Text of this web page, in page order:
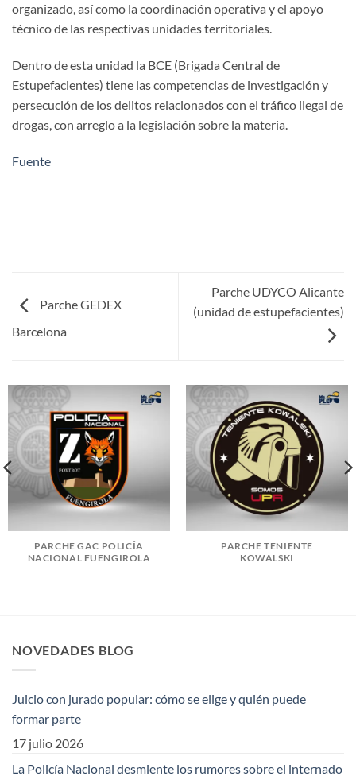
organizado, así como la coordinación operativa y el apoyo
técnico de las respectivas unidades territoriales.
Dentro de esta unidad la BCE (Brigada Central de
Estupefacientes) tiene las competencias de investigación y
persecución de los delitos relacionados con el tráfico ilegal de
drogas, con arreglo a la legislación sobre la materia.
Fuente
Parche GEDEX
Barcelona
Parche UDYCO Alicante
(unidad de estupefacientes)
PARCHE GAC POLICÍA
NACIONAL FUENGIROLA
PARCHE TENIENTE
KOWALSKI
NOVEDADES BLOG
Juicio con jurado popular: cómo se elige y quién puede
formar parte
17 julio 2026
La Policía Nacional desmiente los rumores sobre el internado